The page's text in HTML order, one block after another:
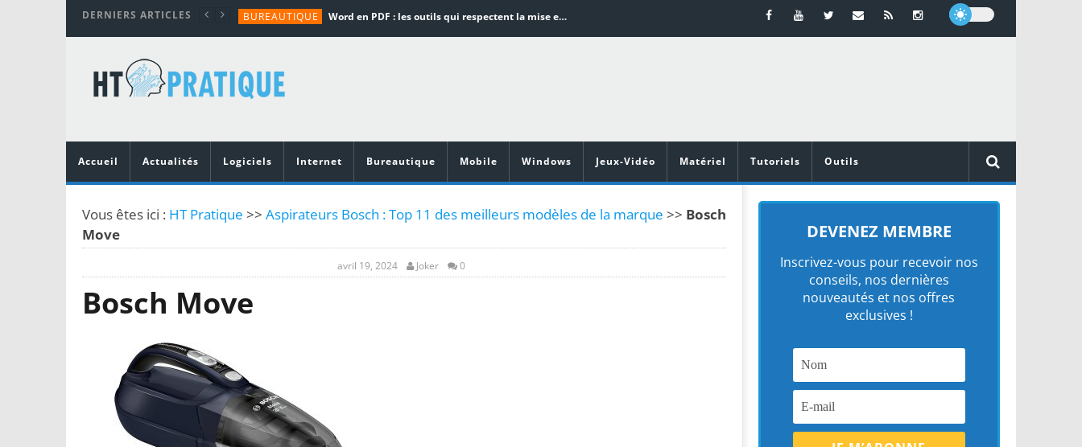
DERNIERS ARTICLES BUREAUTIQUE Word en PDF : les outils qui respectent la mise en page
TUTORIALS
MATÉRIEL
Vidéoprojecteurs Asus : Top 6 des meilleurs modèles de la marque
Accueil
Actualités Logiciels Internet Bureautique Mobile Windows Jeux-Vidéo Matériel Tutoriels Outils
Vous êtes ici : HT Pratique >> Aspirateurs Bosch : Top 11 des meilleurs modèles de la marque >> Bosch
Move
avril 19, 2024 Joker 0
Bosch Move
DEVENEZ MEMBRE
Inscrivez-vous pour recevoir nos
conseils, nos dernières
nouveautés et nos offres
exclusives !